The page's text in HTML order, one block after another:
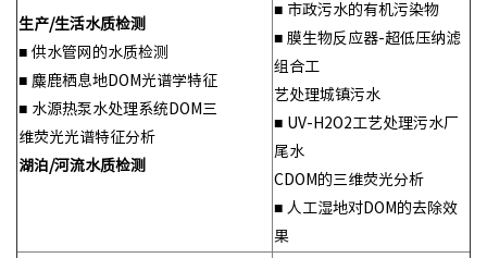
生产/生活水质检测
■ 供水管网的水质检测
■ 麋鹿栖息地DOM光谱学特征
■ 水源热泵水处理系统DOM三
维荧光光谱特征分析
湖泊/河流水质检测
■ 市政污水的有机污染物
■ 膜生物反应器-超低压纳滤
组合工
艺处理城镇污水
■ UV-H2O2工艺处理污水厂
尾水
CDOM的三维荧光分析
■ 人工湿地对DOM的去除效
果